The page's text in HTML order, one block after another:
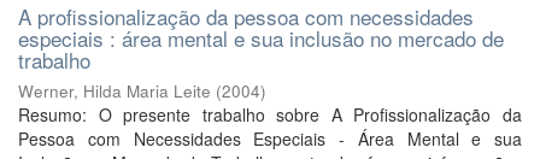
A profissionalização da pessoa com necessidades
especiais : área mental e sua inclusão no mercado de
trabalho
Werner, Hilda Maria Leite (2004)
Resumo: O presente trabalho sobre A Profissionalização da
Pessoa com Necessidades Especiais - Área Mental e sua